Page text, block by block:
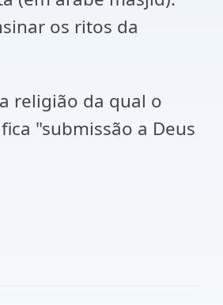
os ritos da
religião da qual o
"submissão a Deus